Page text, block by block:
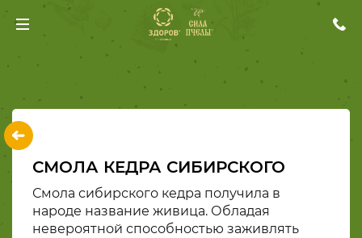
СМОЛА КЕДРА СИБИРСКОГО
Смола сибирского кедра получила в
народе название живица. Обладая
невероятной способностью заживлять